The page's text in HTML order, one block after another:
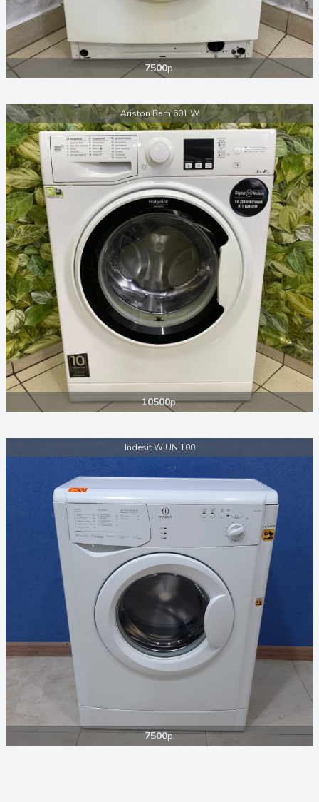
7500р.
Ariston Ram 601 W
10500р.
Indesit WIUN 100
7500р.